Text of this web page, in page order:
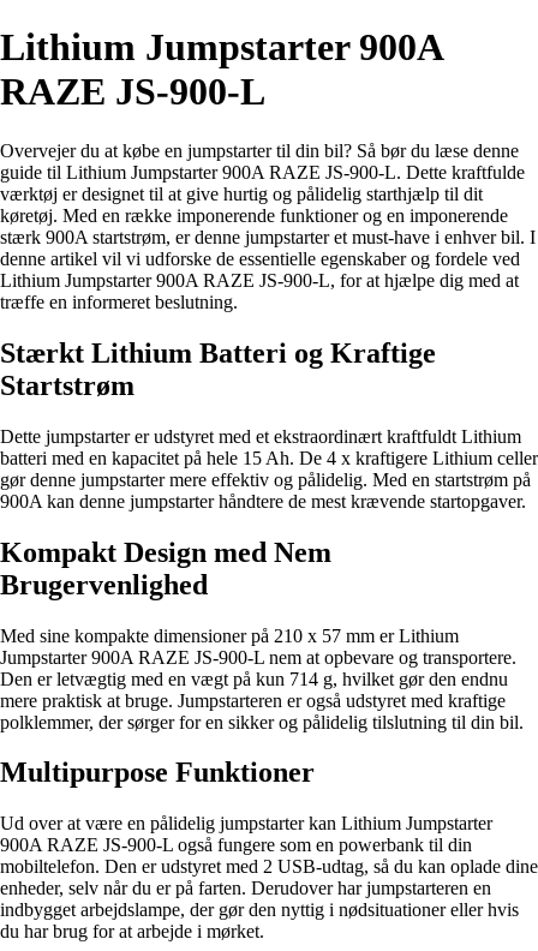
Lithium Jumpstarter 900A
RAZE JS-900-L
Overvejer du at købe en jumpstarter til din bil? Så bør du læse denne
guide til Lithium Jumpstarter 900A RAZE JS-900-L. Dette kraftfulde
værktøj er designet til at give hurtig og pålidelig starthjælp til dit
køretøj. Med en række imponerende funktioner og en imponerende
stærk 900A startstrøm, er denne jumpstarter et must-have i enhver bil. I
denne artikel vil vi udforske de essentielle egenskaber og fordele ved
Lithium Jumpstarter 900A RAZE JS-900-L, for at hjælpe dig med at
træffe en informeret beslutning.
Stærkt Lithium Batteri og Kraftige
Startstrøm
Dette jumpstarter er udstyret med et ekstraordinært kraftfuldt Lithium
batteri med en kapacitet på hele 15 Ah. De 4 x kraftigere Lithium celler
gør denne jumpstarter mere effektiv og pålidelig. Med en startstrøm på
900A kan denne jumpstarter håndtere de mest krævende startopgaver.
Kompakt Design med Nem
Brugervenlighed
Med sine kompakte dimensioner på 210 x 57 mm er Lithium
Jumpstarter 900A RAZE JS-900-L nem at opbevare og transportere.
Den er letvægtig med en vægt på kun 714 g, hvilket gør den endnu
mere praktisk at bruge. Jumpstarteren er også udstyret med kraftige
polklemmer, der sørger for en sikker og pålidelig tilslutning til din bil.
Multipurpose Funktioner
Ud over at være en pålidelig jumpstarter kan Lithium Jumpstarter
900A RAZE JS-900-L også fungere som en powerbank til din
mobiltelefon. Den er udstyret med 2 USB-udtag, så du kan oplade dine
enheder, selv når du er på farten. Derudover har jumpstarteren en
indbygget arbejdslampe, der gør den nyttig i nødsituationer eller hvis
du har brug for at arbejde i mørket.